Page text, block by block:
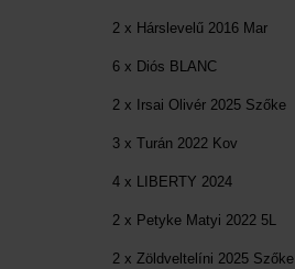
2 x Hárslevelű 2016 Mar
6 x Diós BLANC
2 x Irsai Olivér 2025 Szőke
3 x Turán 2022 Kov
4 x LIBERTY 2024
2 x Petyke Matyi 2022 5L
2 x Zöldveltelíni 2025 Szőke